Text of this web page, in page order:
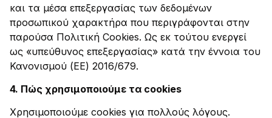
και τα μέσα επεξεργασίας των δεδομένων
προσωπικού χαρακτήρα που περιγράφονται στην
παρούσα Πολιτική Cookies. Ως εκ τούτου ενεργεί
ως «υπεύθυνος επεξεργασίας» κατά την έννοια του
Κανονισμού (ΕΕ) 2016/679.
​4. Πώς χρησιμοποιούμε τα cookies
Χρησιμοποιούμε cookies για πολλούς λόγους.